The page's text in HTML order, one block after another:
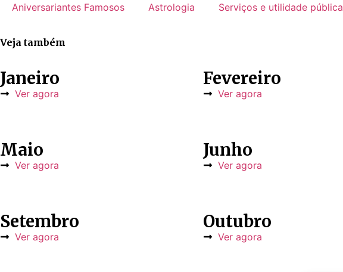
Aniversariantes Famosos Astrologia Serviços e utilidade pública
Veja também
Janeiro
Ver agora
Fevereiro
Ver agora
Maio
Ver agora
Junho
Ver agora
Setembro
Ver agora
Outubro
Ver agora